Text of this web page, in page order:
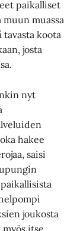
paikalliset
muassa
tavasta koota
josta
nyt
hakee
saisi
joukosta
itse